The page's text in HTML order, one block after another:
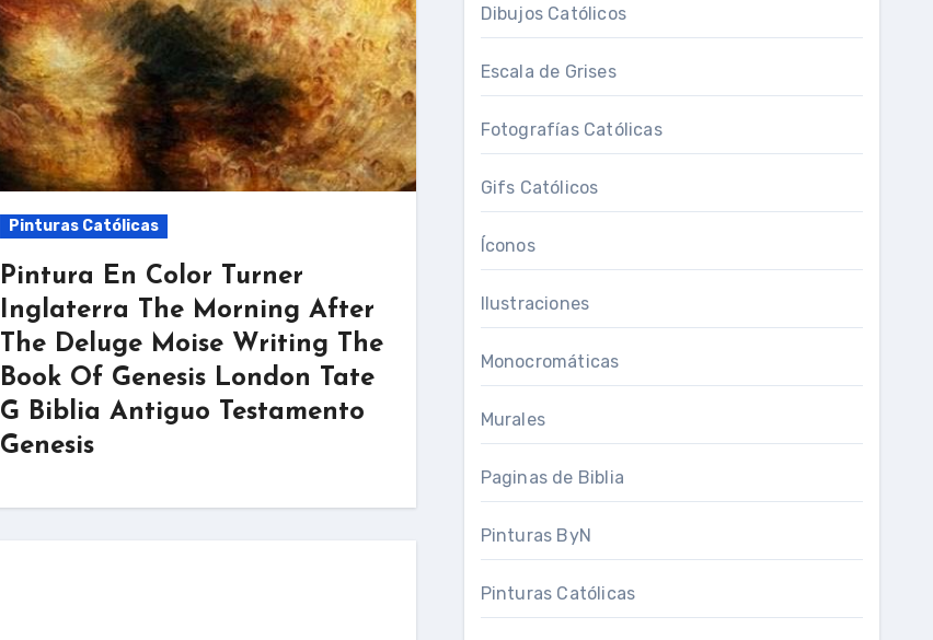
Pinturas Católicas
Pintura En Color Turner
Inglaterra The Morning After
The Deluge Moise Writing The
Book Of Genesis London Tate
G Biblia Antiguo Testamento
Genesis
Dibujos Católicos
Escala de Grises
Fotografías Católicas
Gifs Católicos
Íconos
Ilustraciones
Monocromáticas
Murales
Paginas de Biblia
Pinturas ByN
Pinturas Católicas